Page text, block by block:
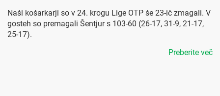
Naši košarkarji so v 24. krogu Lige OTP še 23-ič zmagali. V
gosteh so premagali Šentjur s 103-60 (26-17, 31-9, 21-17,
25-17).
Preberite več